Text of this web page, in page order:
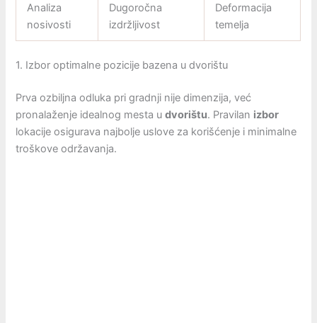
Analiza
nosivosti
Dugoročna
izdržljivost
Deformacija
temelja
1. Izbor optimalne pozicije bazena u dvorištu
Prva ozbiljna odluka pri gradnji nije dimenzija, već
pronalaženje idealnog mesta udvorištu. Pravilan izbor
lokacije osigurava najbolje uslove za korišćenje i minimalne
troškove održavanja.